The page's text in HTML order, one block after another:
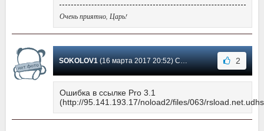
Очень приятно, Царь!
SOKOLOV1(16 марта 2017 20:52) Сообщение #51 2
Ошибка в ссылке Pro 3.1
(http://95.141.193.17/noload2/files/063/